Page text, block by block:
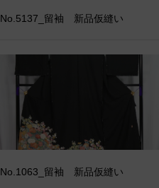
No.5137_留袖 新品仮縫い
No.1063_留袖 新品仮縫い